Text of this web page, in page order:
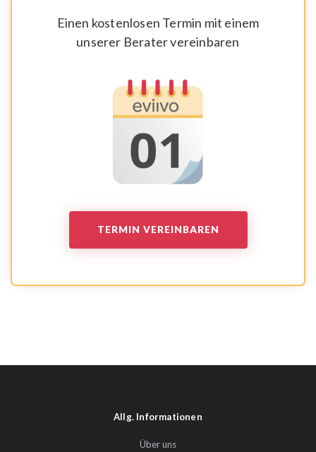
Einen kostenlosen Termin mit einem
unserer Berater vereinbaren
TERMIN VEREINBAREN
Allg. Informationen
Über uns